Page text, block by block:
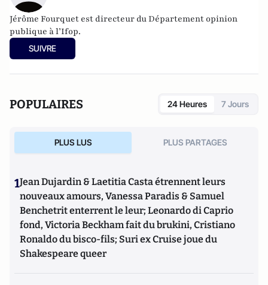
Jérôme Fourquet est directeur du Département opinion
publique à l’Ifop.
SUIVRE
POPULAIRES 24 Heures 7 Jours
PLUS LUS PLUS PARTAGES
1Jean Dujardin & Laetitia Casta étrennent leurs
nouveaux amours, Vanessa Paradis & Samuel
Benchetrit enterrent le leur; Leonardo di Caprio
fond, Victoria Beckham fait du brukini, Cristiano
Ronaldo du bisco-fils; Suri ex Cruise joue du
Shakespeare queer